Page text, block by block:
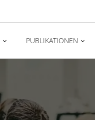
PUBLIKATIONEN